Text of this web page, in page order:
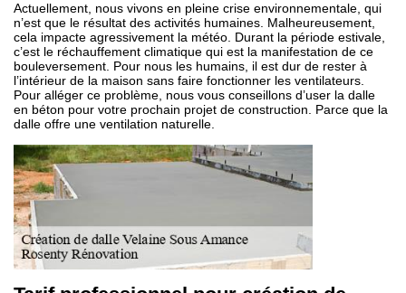
Actuellement, nous vivons en pleine crise environnementale, qui
n’est que le résultat des activités humaines. Malheureusement,
cela impacte agressivement la météo. Durant la période estivale,
c’est le réchauffement climatique qui est la manifestation de ce
bouleversement. Pour nous les humains, il est dur de rester à
l’intérieur de la maison sans faire fonctionner les ventilateurs.
Pour alléger ce problème, nous vous conseillons d’user la dalle
en béton pour votre prochain projet de construction. Parce que la
dalle offre une ventilation naturelle.